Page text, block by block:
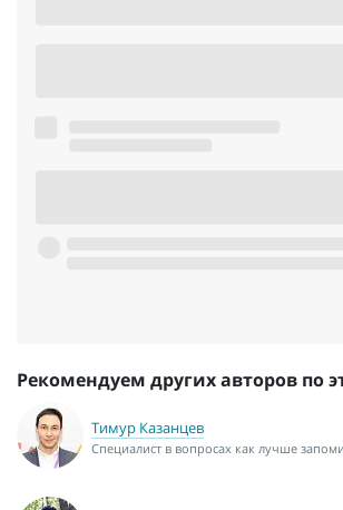
Рекомендуем других авторов по
Тимур Казанцев
Специалист в вопросах как лучше